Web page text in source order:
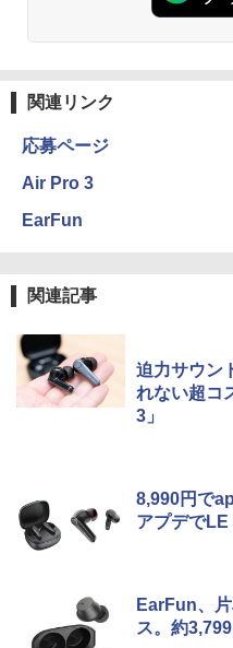
関連リンク
応募ページ
Air Pro 3
EarFun
関連記事
迫力サウン
れない超コ
3」
8,990円で
アプデで
EarFun、
ス。約3,799